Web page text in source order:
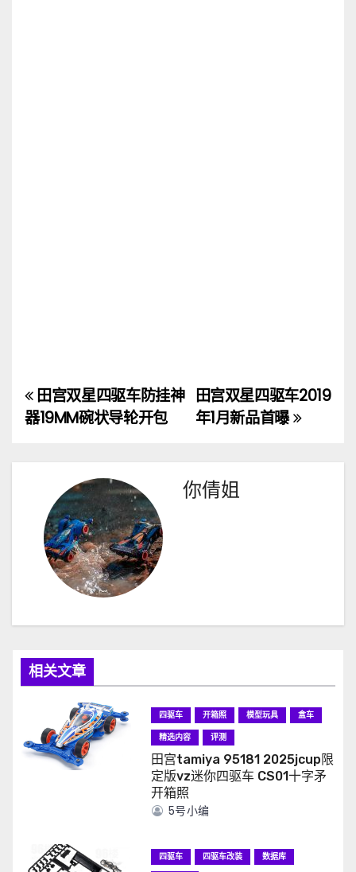
文
田宫双星四驱车2019
年1月新品首曝
田宫双星四驱车防挂神
器19MM碗状导轮开包
你倩姐
相关文章
四驱车 开箱照 模型玩具
盒车
精选内容
评测
田宫tamiya 95181 2025jcup限
定版vz迷你四驱车 CS01十字矛
开箱照
5号小编
四驱车 四驱车改装
数据库